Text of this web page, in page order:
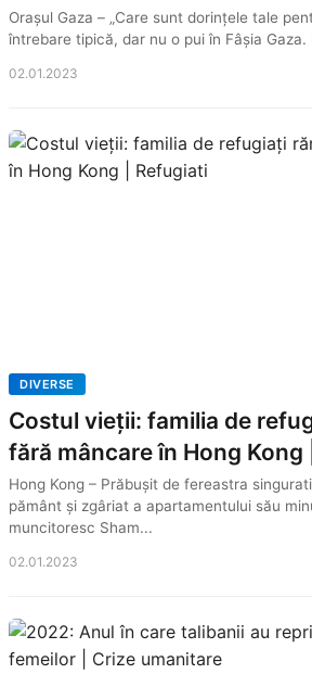
Orașul Gaza – „Care sunt dorințele tale
întrebare tipică, dar nu o pui în Fâșia Gaza.
02.01.2023
DIVERSE
Costul vieții: familia de
fără mâncare în Hong Kong
Hong Kong – Prăbușit de fereastra
pământ și zgâriat a apartamentului său
muncitoresc Sham...
02.01.2023